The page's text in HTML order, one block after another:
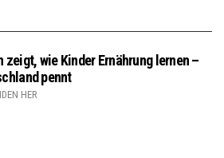
zeigt, wie Kinder Ernährung lernen –
pennt
HER